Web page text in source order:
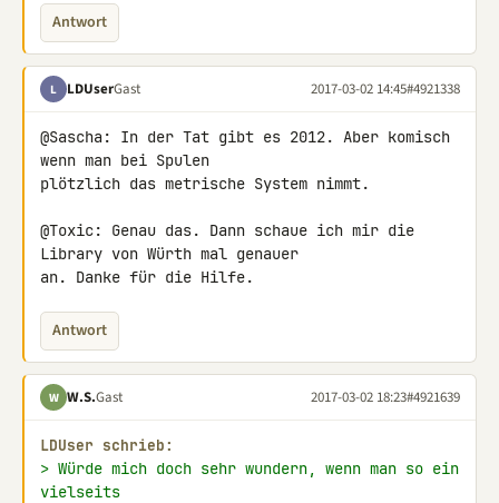
Antwort
L LDUserGast 2017-03-02 14:45#4921338
@Sascha: In der Tat gibt es 2012. Aber komisch
wenn man bei Spulen
plötzlich das metrische System nimmt.
@Toxic: Genau das. Dann schaue ich mir die
Library von Würth mal genauer
an. Danke für die Hilfe.
Antwort
W W.S.Gast 2017-03-02 18:23#4921639
LDUser schrieb:
> Würde mich doch sehr wundern, wenn man so ein
vielseits